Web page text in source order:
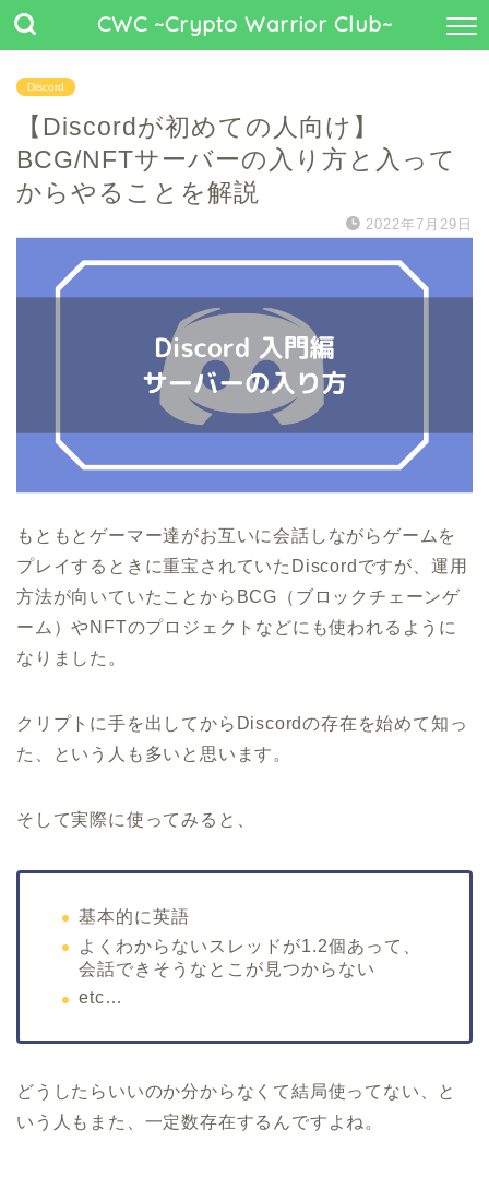
CWC ~Crypto Warrior Club~
Discord
【Discordが初めての人向け】
BCG/NFTサーバーの入り方と入って
からやることを解説
2022年7月29日
もともとゲーマー達がお互いに会話しながらゲームを
プレイするときに重宝されていたDiscordですが、運用
方法が向いていたことからBCG（ブロックチェーンゲ
ーム）やNFTのプロジェクトなどにも使われるように
なりました。
クリプトに手を出してからDiscordの存在を始めて知っ
た、という人も多いと思います。
そして実際に使ってみると、
基本的に英語
よくわからないスレッドが1.2個あって、
会話できそうなとこが見つからない
etc…
どうしたらいいのか分からなくて結局使ってない、と
いう人もまた、一定数存在するんですよね。